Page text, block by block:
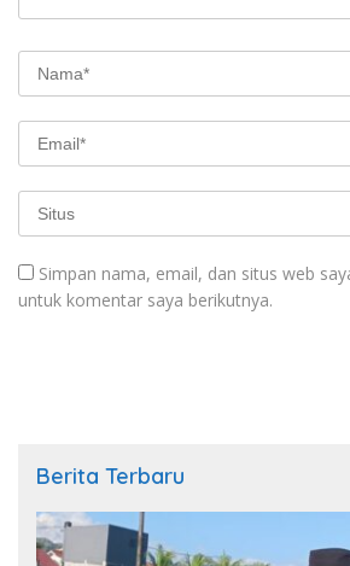
Simpan nama, email, dan situs web
untuk komentar saya berikutnya.
Berita Terbaru